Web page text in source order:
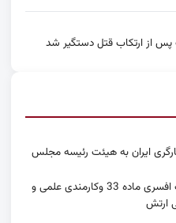
آگهی جذب و پذیرش طیف افسری ماده 33 وکارمندی علمی و
ارتش